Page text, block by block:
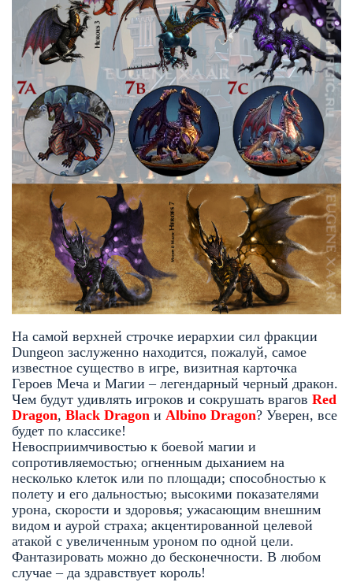
На самой верхней строчке иерархии сил фракции
Dungeon заслуженно находится, пожалуй, самое
известное существо в игре, визитная карточка
Героев Меча и Магии – легендарный черный дракон.
Чем будут удивлять игроков и сокрушать врагов Red
Dragon, Black Dragon и Albino Dragon? Уверен, все
будет по классике!
Невосприимчивостью к боевой магии и
сопротивляемостью; огненным дыханием на
несколько клеток или по площади; способностью к
полету и его дальностью; высокими показателями
урона, скорости и здоровья; ужасающим внешним
видом и аурой страха; акцентированной целевой
атакой с увеличенным уроном по одной цели.
Фантазировать можно до бесконечности. В любом
случае – да здравствует король!